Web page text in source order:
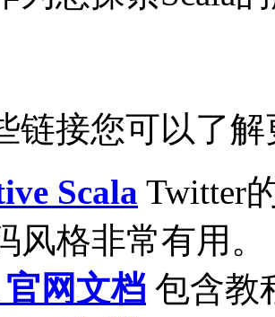
链接您可以了解
Scala Twitter
风格非常有用。
官网文档 包含教